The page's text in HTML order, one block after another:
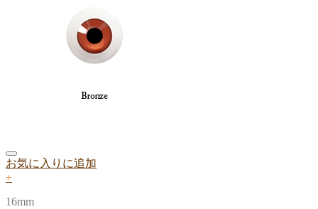
お気に入りに追加
+
16mm